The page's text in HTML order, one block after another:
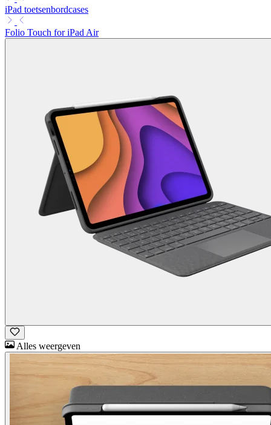
iPad toetsenbordcases
Folio Touch for iPad Air
Alles weergeven